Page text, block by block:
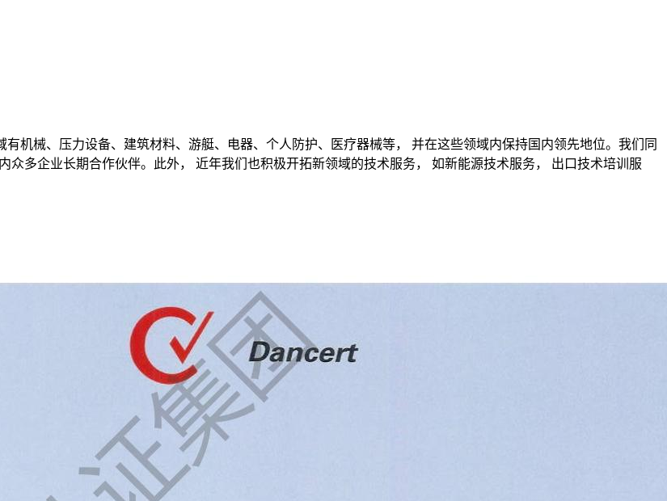
机械、压力设备、建筑材料、游艇、电器、个人防护、医疗器械等， 并在这些领域内保持国内领先地位。我们同
众多企业长期合作伙伴。此外， 近年我们也积极开拓新领域的技术服务， 如新能源技术服务， 出口技术培训服